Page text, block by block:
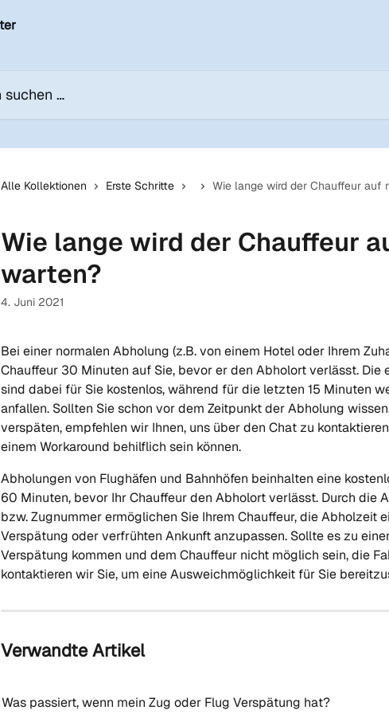
Alle Kollektionen Erste Schritte Wie lange wird der Chauffeur auf
Wie lange wird der Chauffeur
warten?
4. Juni 2021
Bei einer normalen Abholung (z.B. von einem Hotel oder Ihrem
Chauffeur 30 Minuten auf Sie, bevor er den Abholort verlässt. Die
sind dabei für Sie kostenlos, während für die letzten 15 Minuten
anfallen. Sollten Sie schon vor dem Zeitpunkt der Abholung
verspäten, empfehlen wir Ihnen, uns über den Chat zu
einem Workaround behilflich sein können.
Abholungen von Flughäfen und Bahnhöfen beinhalten eine
60 Minuten, bevor Ihr Chauffeur den Abholort verlässt. Durch die
bzw. Zugnummer ermöglichen Sie Ihrem Chauffeur, die Abholzeit
Verspätung oder verfrühten Ankunft anzupassen. Sollte es zu
Verspätung kommen und dem Chauffeur nicht möglich sein, die
kontaktieren wir Sie, um eine Ausweichmöglichkeit für Sie
Verwandte Artikel
Was passiert, wenn mein Zug oder Flug Verspätung hat?